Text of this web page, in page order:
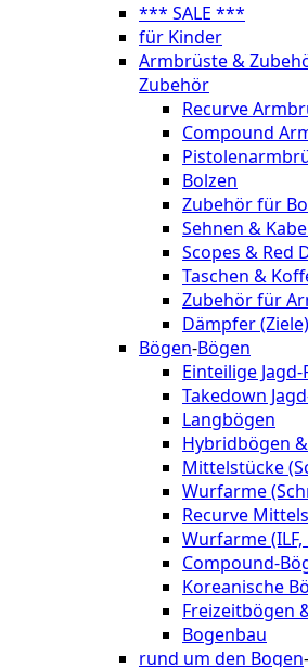
*** SALE ***
für Kinder
Armbrüste &
Zubehör
Recurve
Compound
Bolzen
Zubehör für
Sehnen &
Scopes & Red
Taschen &
Zubehör für
Dämpfer
Bögen-Bögen
Einteilige
Takedown
Langbögen
Hybridbögen
Mittelstücke
Wurfarme
Recurve
Wurfarme
Compound-
Koreanische
Freizeitbögen
Bogenbau
rund um den Bogen-